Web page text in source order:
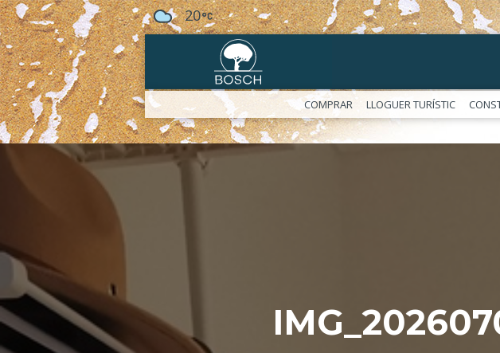
20
COMPRAR LLOGUER TURÍSTIC